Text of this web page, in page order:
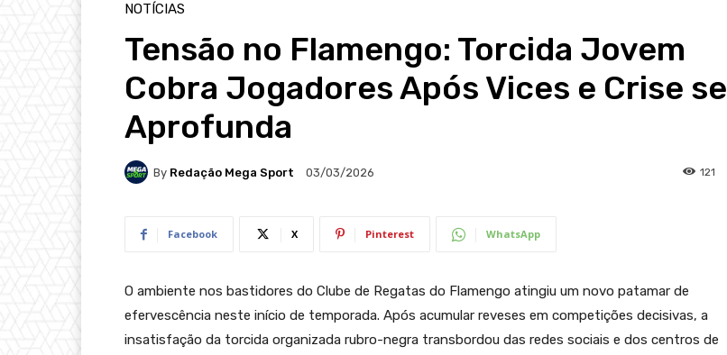
NOTÍCIAS
Tensão no Flamengo: Torcida Jovem
Cobra Jogadores Após Vices e Crise se
Aprofunda
By Redação Mega Sport 03/03/2026 121
Facebook X Pinterest WhatsApp
O ambiente nos bastidores do Clube de Regatas do Flamengo atingiu um novo patamar de
efervescência neste início de temporada. Após acumular reveses em competições decisivas, a
insatisfação da torcida organizada rubro-negra transbordou das redes sociais e dos centros de